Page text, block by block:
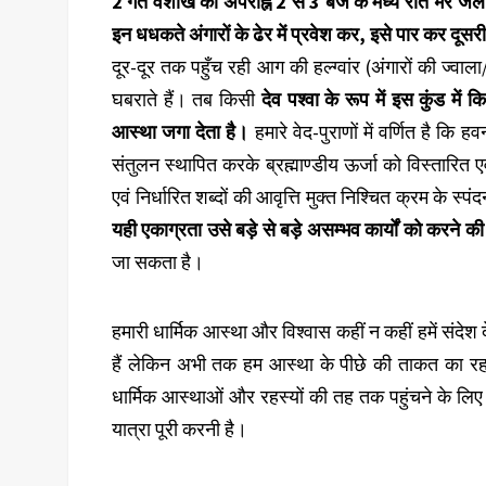
इन धधकते अंगारों के ढेर में प्रवेश कर, इसे पार कर
दूर-दूर तक पहुँच रही आग की हल्ग्वांर (अंगारों की
घबराते हैं। तब किसीदेव पश्वा के रूप में इस कुंड में
आस्था जगा देता है। हमारे वेद-पुराणों में वर्णित है कि
संतुलन स्थापित करके ब्रह्माण्डीय ऊर्जा को
एवं निर्धारित शब्दों की आवृत्ति मुक्त निश्चित क्रम के
यही एकाग्रता उसे बड़े से बड़े असम्भव कार्यों को करने
जा सकता है।
हमारी धार्मिक आस्था और विश्वास कहीं न कहीं हमें संदेश
हैं लेकिन अभी तक हम आस्था के पीछे की ताकत का
धार्मिक आस्थाओं और रहस्यों की तह तक पहुंचने के
यात्रा पूरी करनी है।